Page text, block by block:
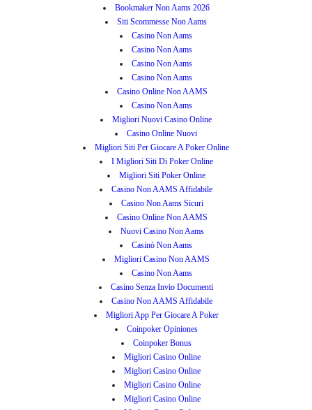
Bookmaker Non Aams 2026
Siti Scommesse Non Aams
Casino Non Aams
Casino Non Aams
Casino Non Aams
Casino Non Aams
Casino Online Non AAMS
Casino Non Aams
Migliori Nuovi Casino Online
Casino Online Nuovi
Migliori Siti Per Giocare A Poker Online
I Migliori Siti Di Poker Online
Migliori Siti Poker Online
Casino Non AAMS Affidabile
Casino Non Aams Sicuri
Casino Online Non AAMS
Nuovi Casino Non Aams
Casinò Non Aams
Migliori Casino Non AAMS
Casino Non Aams
Casino Senza Invio Documenti
Casino Non AAMS Affidabile
Migliori App Per Giocare A Poker
Coinpoker Opiniones
Coinpoker Bonus
Migliori Casino Online
Migliori Casino Online
Migliori Casino Online
Migliori Casino Online